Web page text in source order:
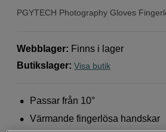
PGYTECH Photography Gloves
Webblager: Finns i lager
Butikslager: Visa butik
Passar från 10°
Värmande fingerlösa handskar